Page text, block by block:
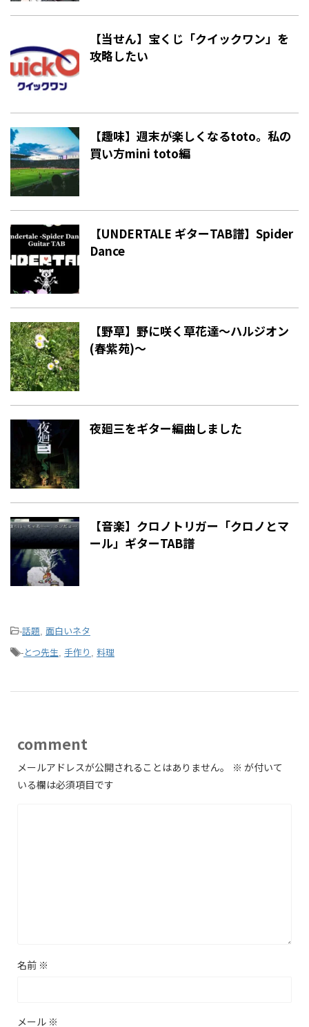
【当せん】宝くじ「クイックワン」を
攻略したい
【趣味】週末が楽しくなるtoto。私の
買い方mini toto編
【UNDERTALE ギターTAB譜】Spider
Dance
【野草】野に咲く草花達〜ハルジオン
(春紫苑)〜
夜廻三をギター編曲しました
【音楽】クロノトリガー「クロノとマ
ール」ギターTAB譜
-話題, 面白いネタ
- とつ先生, 手作り , 料理
comment
メールアドレスが公開されることはありません。 ※ が付いて
いる欄は必須項目です
名前 ※
メール ※